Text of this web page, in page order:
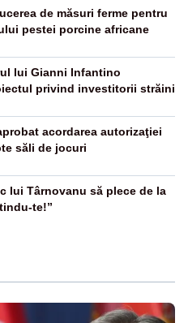
de măsuri ferme pentru
pestei porcine africane
lui Gianni Infantino
privind investitorii străini
acordarea autorizaţiei
săli de jocuri
lui Târnovanu să plece de la
te!”